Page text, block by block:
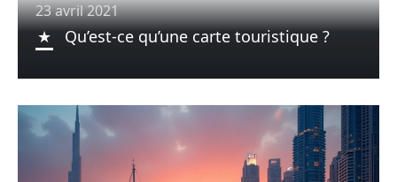
23 avril 2021
Qu’est-ce qu’une carte touristique ?